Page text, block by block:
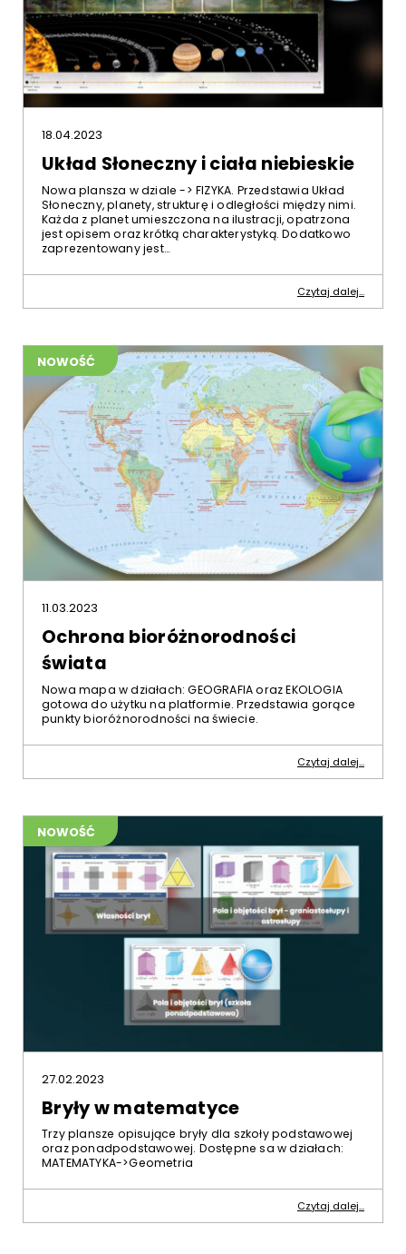
18.04.2023
Układ Słoneczny i ciała niebieskie
Nowa plansza w dziale -> FIZYKA. Przedstawia Układ
Słoneczny, planety, strukturę i odległości między nimi.
Każda z planet umieszczona na ilustracji, opatrzona
jest opisem oraz krótką charakterystyką. Dodatkowo
zaprezentowany jest…
Czytaj dalej...
NOWOŚĆ
11.03.2023
Ochrona bioróżnorodności
świata
Nowa mapa w działach: GEOGRAFIA oraz EKOLOGIA
gotowa do użytku na platformie. Przedstawia gorące
punkty bioróżnorodności na świecie.
Czytaj dalej...
NOWOŚĆ
27.02.2023
Bryły w matematyce
Trzy plansze opisujące bryły dla szkoły podstawowej
oraz ponadpodstawowej. Dostępne sa w działach:
MATEMATYKA->Geometria
Czytaj dalej...